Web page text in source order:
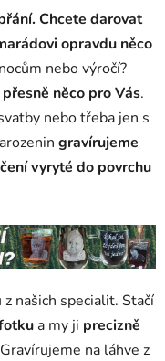
Chcete darovat
opravdu něco
nebo výročí?
přesně něco pro Vás.
nebo třeba jen s
gravírujeme
vyryté do povrchu
z našich specialit. Stačí
a my ji precizně
na láhve z